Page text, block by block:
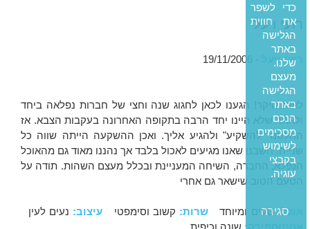
רועי ויעל
רועי ויעל
לארז היקר! הגענו לכאן לחגוג שנה וחצי של חברות נפלאה ביחד
ולאחר שלא היינו יחד הרבה בתקופה האחרונה בעקבות הצבא. אז
החלטנו "להשקיע" ולהגיע אליך. ואכן ההשקעה הייתה שווה כל
שנייה. חשבנו שאנו מגיעים לאכול בלבד אך נהננו מאוד גם מהאוכל
הנפלא, החברה, השיחה המעניינת ובכלל מעצם השהות. תודה על
הטעם הטוב שישאר גם אחרי
אוכל:טעים ומיוחד שרות: קשוב וסימפטי עיצוב: נעים לעין
כדי לשפר
את חווית
הגלישה
באתר
שלנו.
מעצם
הגלישה
באתר
הנכם
מסכימים
לשימוש
בקבצי
עוגיה.
סגירה